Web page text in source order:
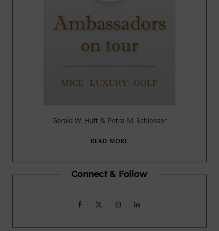
Gerald W. Huft & Petra M. Schlosser
READ MORE
Connect & Follow
F
I
L